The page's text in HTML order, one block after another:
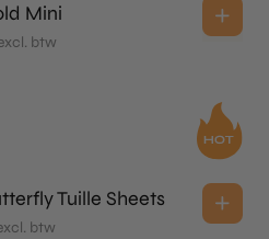
Mini
btw
Tuille Sheets
btw